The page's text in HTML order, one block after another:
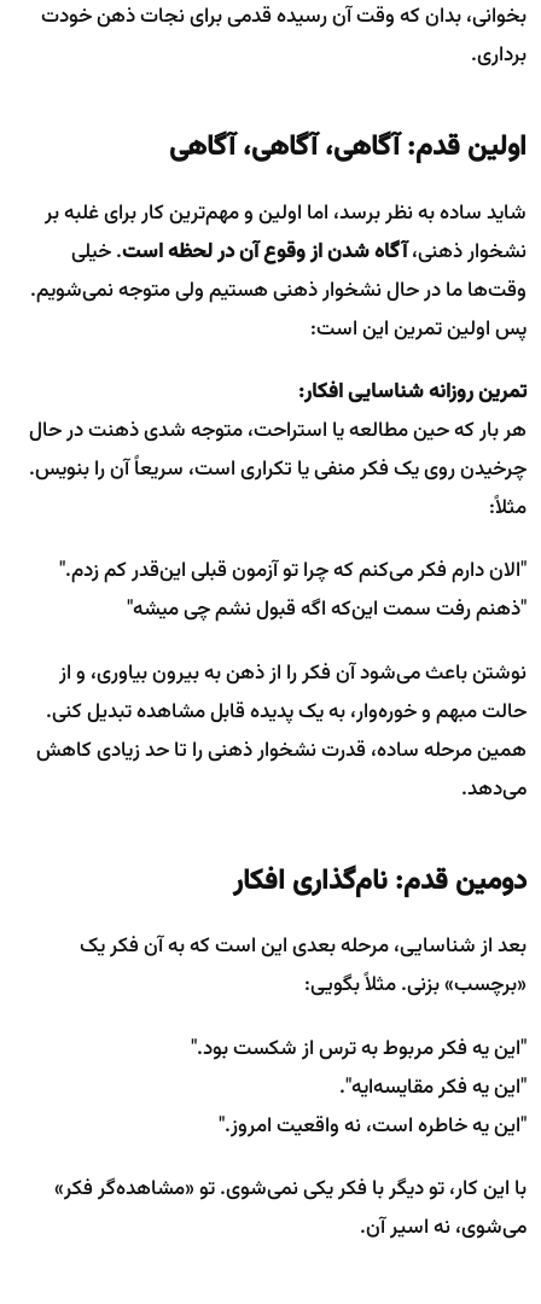
بخوانی، بدان که وقت آن رسیده قدمی برای نجات ذهن خودت
برداری.
اولین قدم: آگاهی، آگاهی، آگاهی
شاید ساده به نظر برسد، اما اولین و مهم‌ترین کار برای غلبه بر
نشخوار ذهنی،آگاه شدن از وقوع آن در لحظه است. خیلی
وقت‌ها ما در حال نشخوار ذهنی هستیم ولی متوجه نمی‌شویم.
پس اولین تمرین این است:
تمرین روزانه شناسایی افکار:
هر بار که حین مطالعه یا استراحت، متوجه شدی ذهنت در حال
چرخیدن روی یک فکر منفی یا تکراری است، سریعاً آن را بنویس.
مثلاً:
"الان دارم فکر می‌کنم که چرا تو آزمون قبلی این‌قدر کم زدم."
"ذهنم رفت سمت این‌که اگه قبول نشم چی میشه"
نوشتن باعث می‌شود آن فکر را از ذهن به بیرون بیاوری، و از
حالت مبهم و خوره‌وار، به یک پدیده قابل مشاهده تبدیل کنی.
همین مرحله ساده، قدرت نشخوار ذهنی را تا حد زیادی کاهش
می‌دهد.
دومین قدم: نام‌گذاری افکار
بعد از شناسایی، مرحله بعدی این است که به آن فکر یک
«برچسب» بزنی. مثلاً بگویی:
"این یه فکر مربوط به ترس از شکست بود."
"این یه فکر مقایسه‌ایه".
"این یه خاطره است، نه واقعیت امروز."
با این کار، تو دیگر با فکر یکی نمی‌شوی. تو «مشاهده‌گر فکر»
می‌شوی، نه اسیر آن.